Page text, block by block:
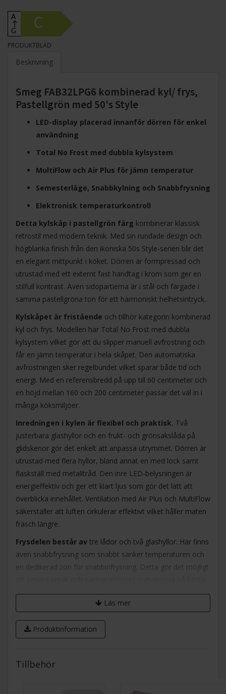
A
↑
G
C
PRODUKTBLAD
Beskrivning
Smeg FAB32LPG6 kombinerad kyl/ frys,
Pastellgrön med 50's Style
LED-display placerad innanför dörren för enkel
användning
Total No Frost med dubbla kylsystem
MultiFlow och Air Plus för jämn temperatur
Semesterläge, Snabbkylning och Snabbfrysning
Elektronisk temperaturkontroll
Detta kylskåp i pastellgrön färg kombinerar klassisk
retrostil med modern teknik. Med sin rundade design och
högblanka finish från den ikoniska 50s Style-serien blir det
en elegant mittpunkt i köket. Dörren är formpressad och
utrustad med ett externt fast handtag i krom som ger en
stilfull kontrast. Även sidopartierna är i stål och färgade i
samma pastellgröna ton för ett harmoniskt helhetsintryck.
Kylskåpet är fristående och tillhör kategorin kombinerad
kyl och frys. Modellen har Total No Frost med dubbla
kylsystem vilket gör att du slipper manuell avfrostning och
får en jämn temperatur i hela skåpet. Den automatiska
avfrostningen sker regelbundet vilket sparar både tid och
energi. Med en referensbredd på upp till 60 centimeter och
en höjd mellan 160 och 200 centimeter passar det väl in i
många köksmiljöer.
Inredningen i kylen är flexibel och praktisk. Två
justerbara glashyllor och en frukt- och grönsakslåda på
glidskenor gör det enkelt att anpassa utrymmet. Dörren är
utrustad med flera hyllor, bland annat en med lock samt
flaskställ med metalltråd. Den inre LED-belysningen är
energieffektiv och ger ett klart ljus som gör det lätt att
överblicka innehållet. Ventilation med Air Plus och MultiFlow
säkerställer att luften cirkulerar effektivt vilket håller maten
fräsch längre.
Frysdelen består av tre lådor och två glashyllor. Här finns
även snabbfrysning som snabbt sänker temperaturen och
en dedikerad zon för snabbinfrysning. Detta gör det möjligt
sätt.
Kyl och frys är utrustade med flera smarta
funktionersom energisparläge, ekonomiskt läge,
semesterläge, snabbkylning och snabbfrysning. Elektronisk
innanför dörren gör det enkelt att styra funktionerna. Ett
Läs mer
Produktinformation
Tillbehör